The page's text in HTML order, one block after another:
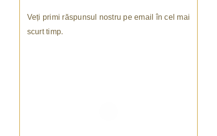
Veți primi răspunsul nostru pe email în cel mai
scurt timp.